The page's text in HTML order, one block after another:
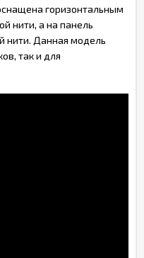
горизонтальным
нити, а на панель
нити. Данная модель
так и для